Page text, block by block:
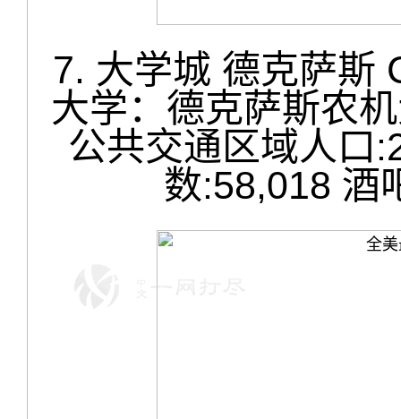
7. 大学城 德克萨斯
大学：德克萨斯农
公共交通区域人口
数:58,018 酒